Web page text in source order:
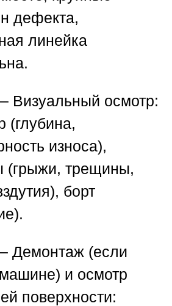
дефекта,
линейка
Визуальный осмотр:
(глубина,
износа),
(грыжи, трещины,
борт
Демонтаж (если
и осмотр
поверхности: